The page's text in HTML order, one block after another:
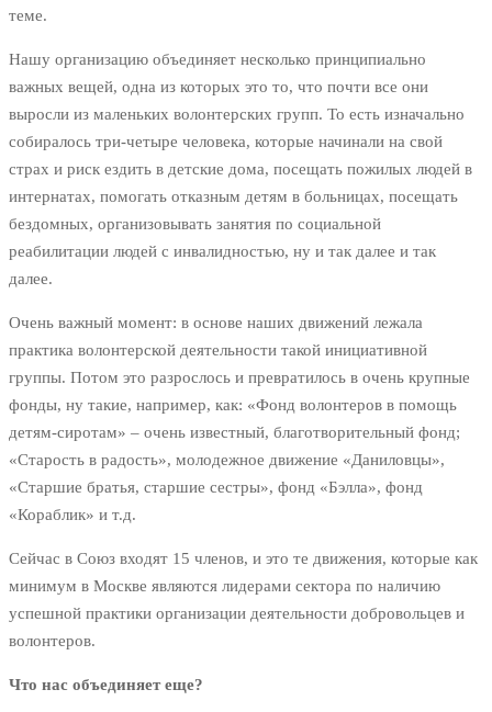
теме.
Нашу организацию объединяет несколько принципиально
важных вещей, одна из которых это то, что почти все они
выросли из маленьких волонтерских групп. То есть изначально
собиралось три-четыре человека, которые начинали на свой
страх и риск ездить в детские дома, посещать пожилых людей в
интернатах, помогать отказным детям в больницах, посещать
бездомных, организовывать занятия по социальной
реабилитации людей с инвалидностью, ну и так далее и так
далее.
Очень важный момент: в основе наших движений лежала
практика волонтерской деятельности такой инициативной
группы. Потом это разрослось и превратилось в очень крупные
фонды, ну такие, например, как: «Фонд волонтеров в помощь
детям-сиротам» – очень известный, благотворительный фонд;
«Старость в радость», молодежное движение «Даниловцы»,
«Старшие братья, старшие сестры», фонд «Бэлла», фонд
«Кораблик» и т.д.
Сейчас в Союз входят 15 членов, и это те движения, которые как
минимум в Москве являются лидерами сектора по наличию
успешной практики организации деятельности добровольцев и
волонтеров.
Что нас объединяет еще?